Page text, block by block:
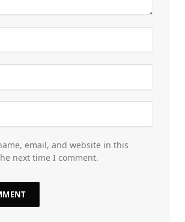
email, and website in this
next time I comment.